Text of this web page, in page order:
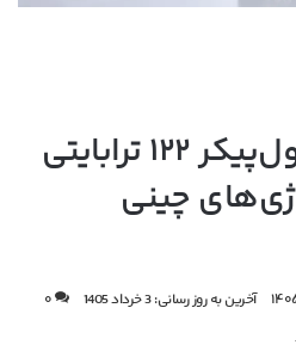
هواوی یه SSD غول‌پیکر ۱۲۲ ترابایتی
چینی
آخرین به روز رسانی: 3 خرداد 1405
۰